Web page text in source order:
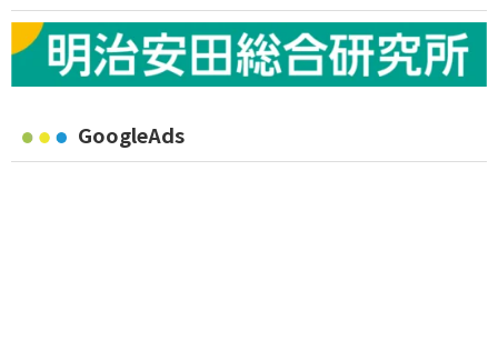
GoogleAds